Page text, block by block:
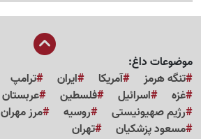
موضوعات داغ:
تنگه هرمز
آمریکا ایران ترامپ
غزه
اسرائیل فلسطین
عربستان
رژیم صهیونیستی
روسیه
مرز مهران
مسعود پزشکیان
تهران